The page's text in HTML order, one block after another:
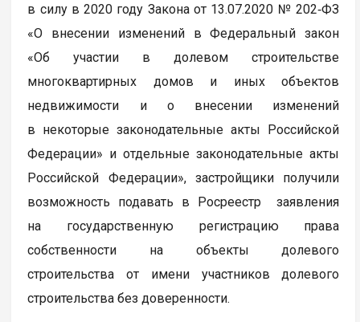
в силу в 2020 году Закона от 13.07.2020 № 202‑ФЗ
«О внесении изменений в Федеральный закон
«Об участии в долевом строительстве
многоквартирных домов и иных объектов
недвижимости и о внесении изменений
в некоторые законодательные акты Российской
Федерации» и отдельные законодательные акты
Российской Федерации», застройщики получили
возможность подавать в Росреестр заявления
на государственную регистрацию права
собственности на объекты долевого
строительства от имени участников долевого
строительства без доверенности.